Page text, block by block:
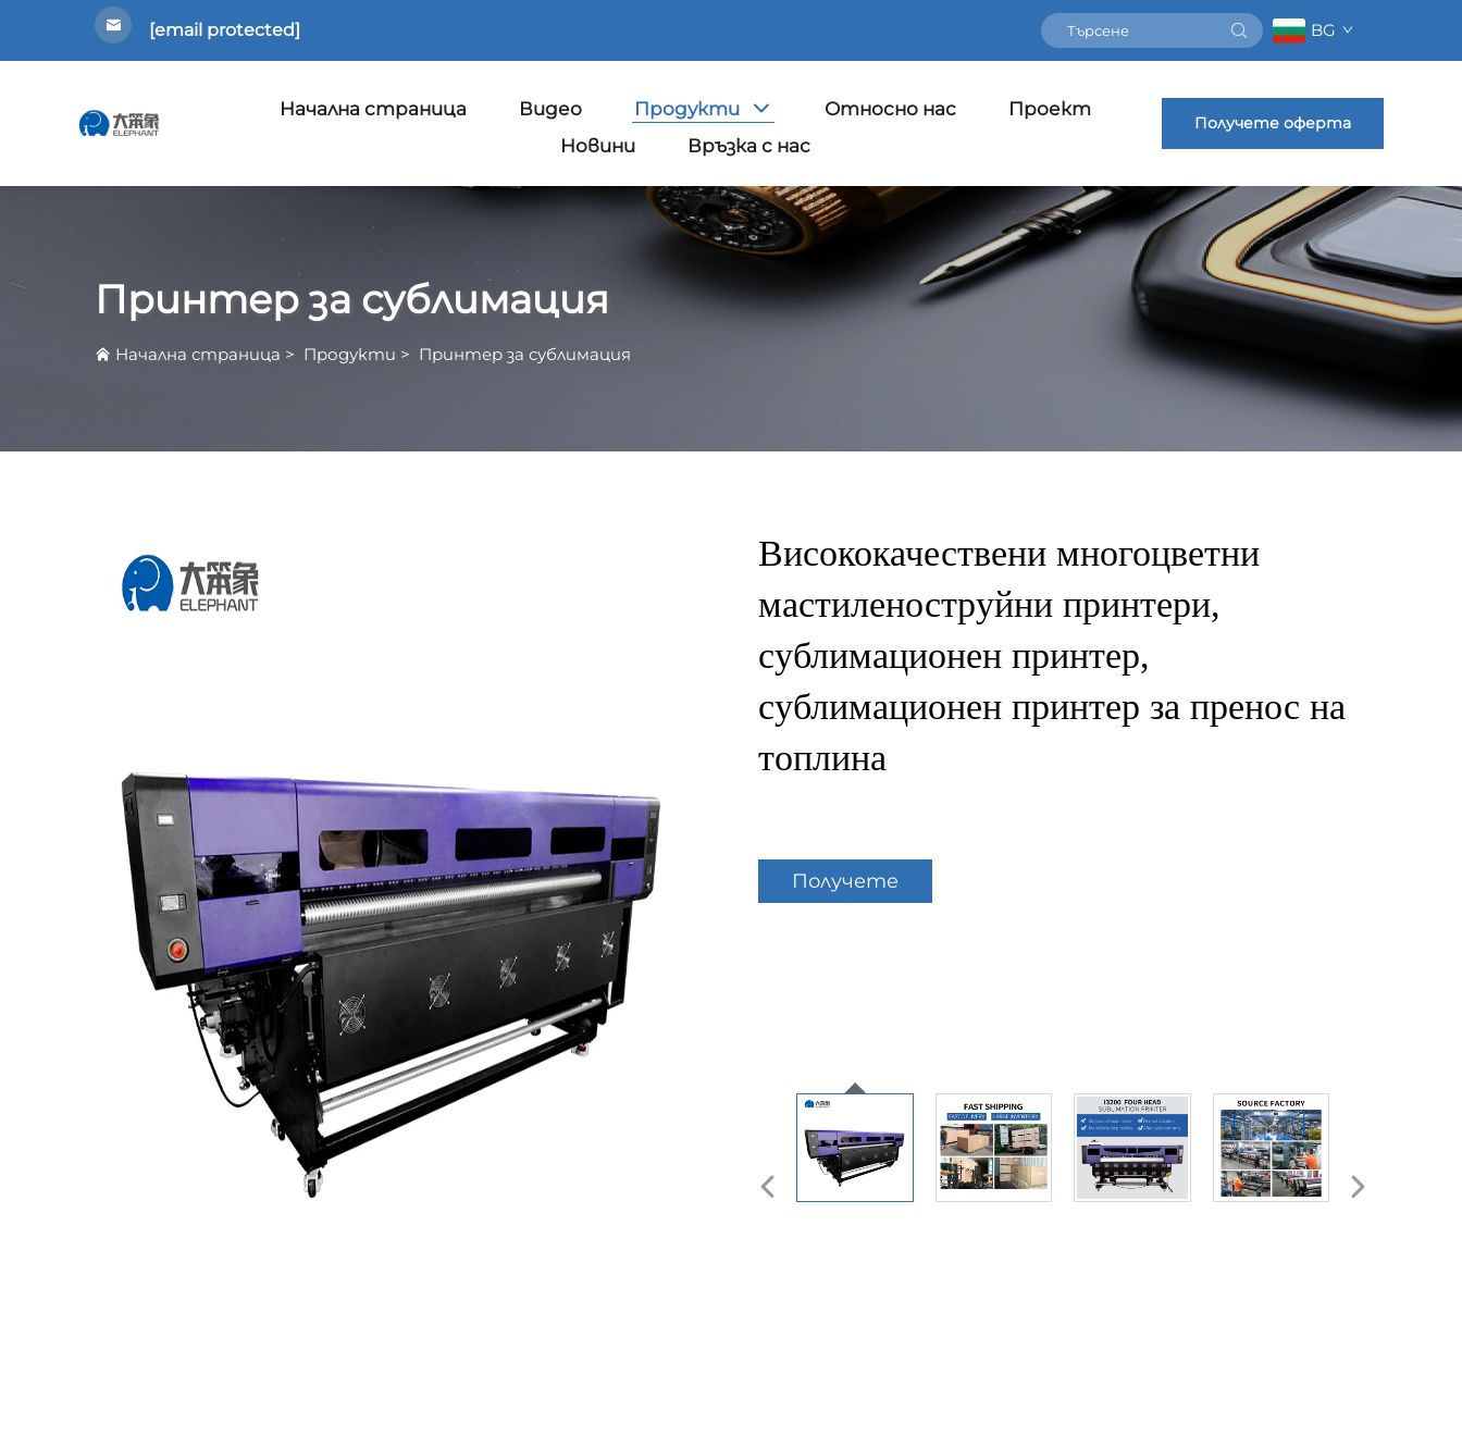
[email protected] BG
Начална страница Видео Продукти Относно нас
Проект
Новини
Връзка с нас
Получете оферта
Принтер за сублимация
Начална страница > Продукти > Принтер за сублимация
Висококачествени многоцветни
мастиленоструйни принтери,
сублимационен принтер,
сублимационен принтер за пренос на
топлина
Получете